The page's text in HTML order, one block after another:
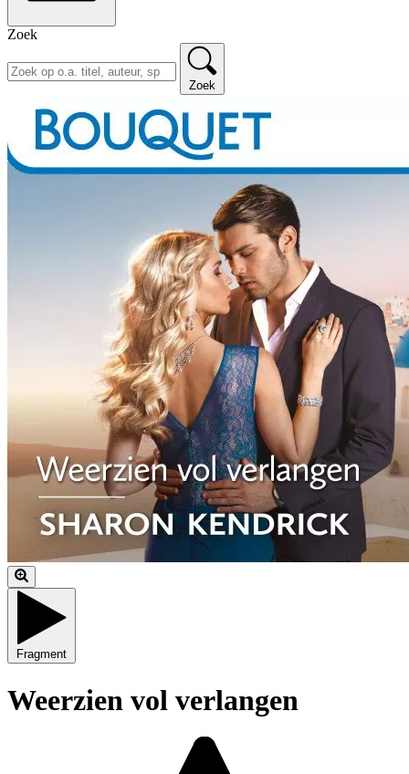
Zoek
Zoek
Fragment
Weerzien vol verlangen